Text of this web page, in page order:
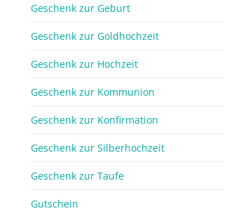
Geschenk zur Geburt
Geschenk zur Goldhochzeit
Geschenk zur Hochzeit
Geschenk zur Kommunion
Geschenk zur Konfirmation
Geschenk zur Silberhochzeit
Geschenk zur Taufe
Gutschein